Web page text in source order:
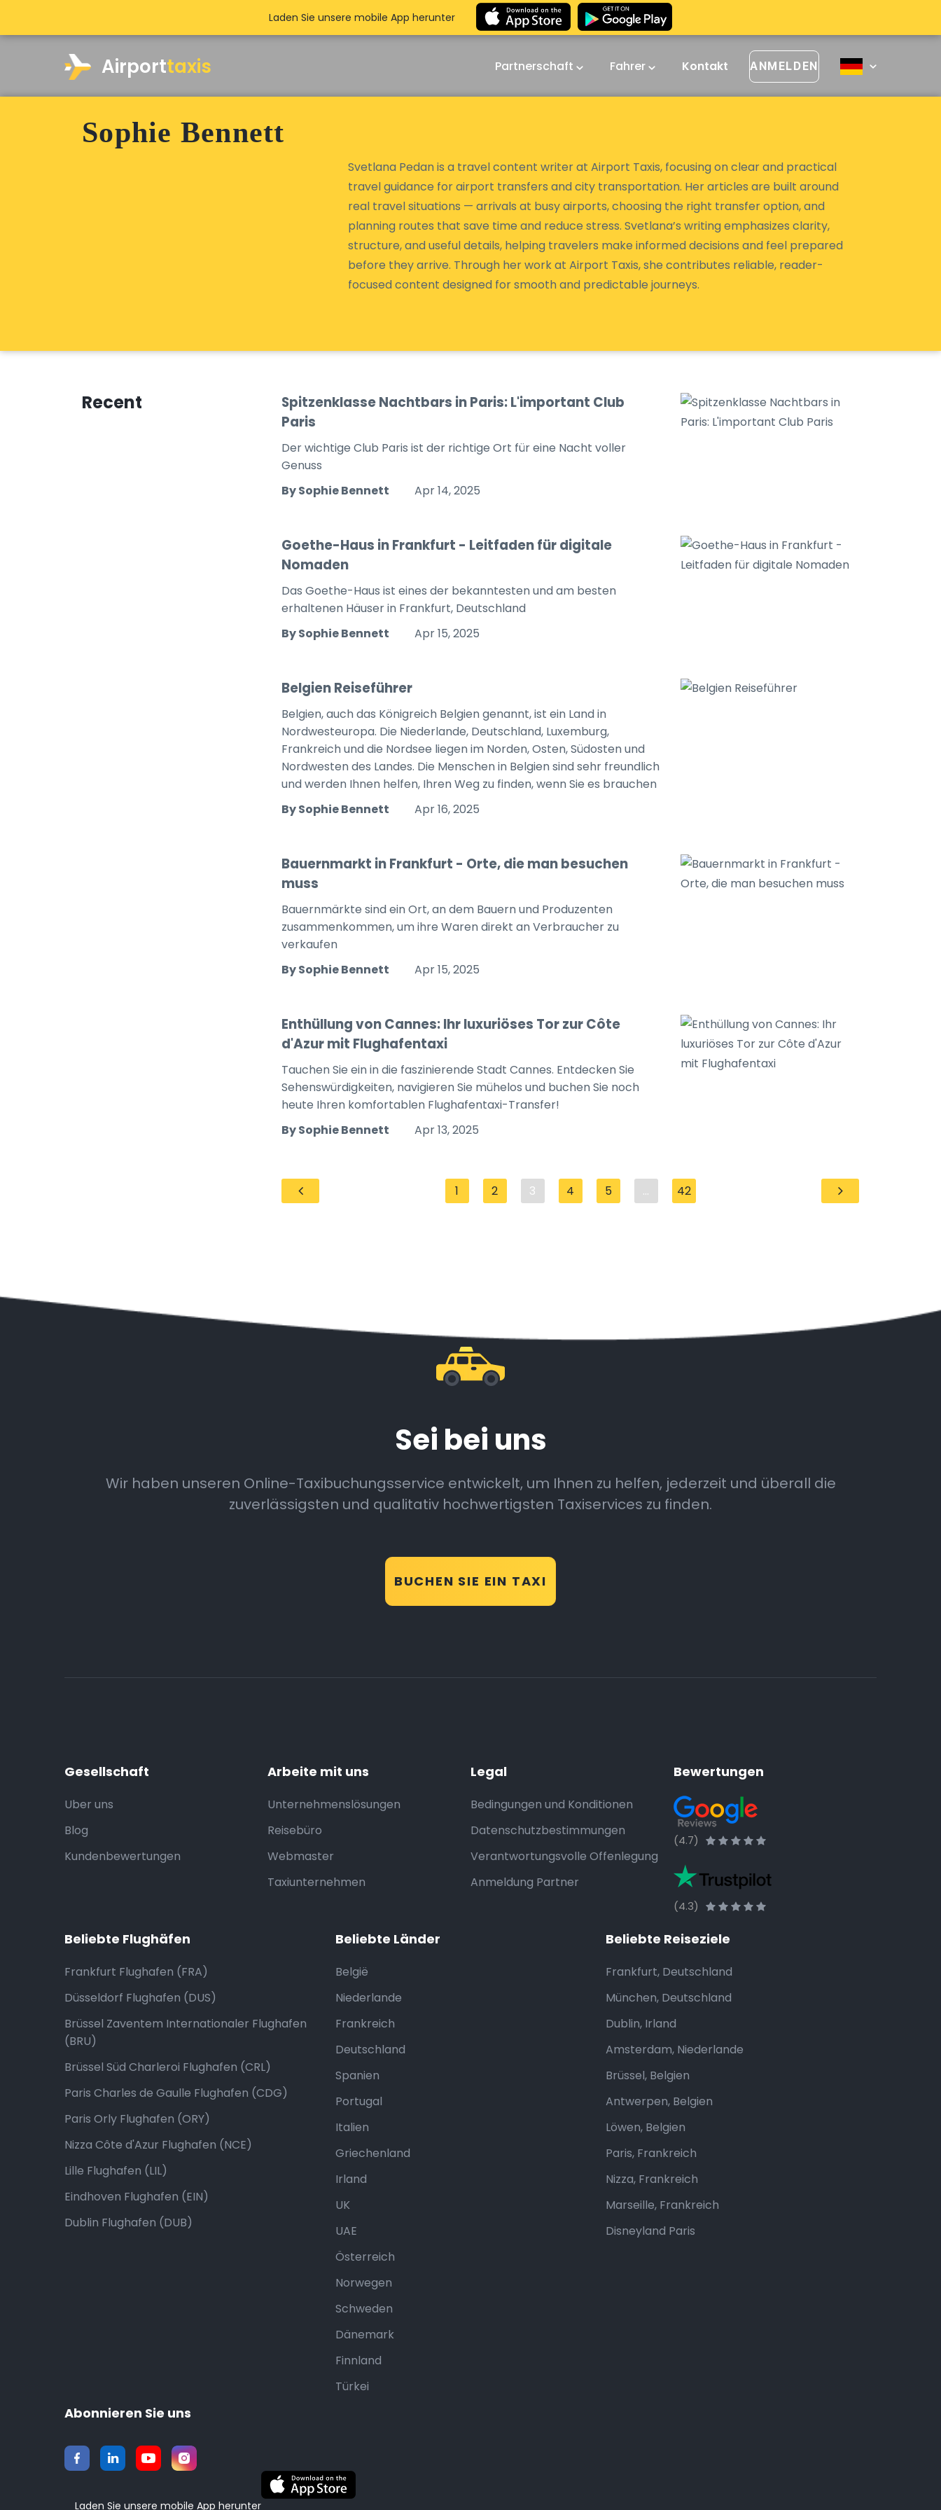
Airporttaxis Partnerschaft Fahrer Kontakt ANMELDEN
Laden Sie unsere mobile App herunter
Sophie Bennett
Svetlana Pedan is a travel content writer at Airport Taxis, focusing on clear and practical
travel guidance for airport transfers and city transportation. Her articles are built around
real travel situations — arrivals at busy airports, choosing the right transfer option, and
planning routes that save time and reduce stress. Svetlana’s writing emphasizes clarity,
structure, and useful details, helping travelers make informed decisions and feel prepared
before they arrive. Through her work at Airport Taxis, she contributes reliable, reader-
focused content designed for smooth and predictable journeys.
Recent
Spitzenklasse Nachtbars in Paris: L'important Club
Paris
Der wichtige Club Paris ist der richtige Ort für eine Nacht voller
Genuss
By Sophie Bennett
Apr 14, 2025
Goethe-Haus in Frankfurt - Leitfaden für digitale
Nomaden
Das Goethe-Haus ist eines der bekanntesten und am besten
erhaltenen Häuser in Frankfurt, Deutschland
By Sophie Bennett
Apr 15, 2025
Belgien Reiseführer
Belgien, auch das Königreich Belgien genannt, ist ein Land in
Nordwesteuropa. Die Niederlande, Deutschland, Luxemburg,
Frankreich und die Nordsee liegen im Norden, Osten, Südosten und
Nordwesten des Landes. Die Menschen in Belgien sind sehr freundlich
und werden Ihnen helfen, Ihren Weg zu finden, wenn Sie es brauchen
By Sophie Bennett
Apr 16, 2025
Bauernmarkt in Frankfurt - Orte, die man besuchen
muss
Bauernmärkte sind ein Ort, an dem Bauern und Produzenten
zusammenkommen, um ihre Waren direkt an Verbraucher zu
verkaufen
By Sophie Bennett
Apr 15, 2025
Enthüllung von Cannes: Ihr luxuriöses Tor zur Côte
d'Azur mit Flughafentaxi
Tauchen Sie ein in die faszinierende Stadt Cannes. Entdecken Sie
Sehenswürdigkeiten, navigieren Sie mühelos und buchen Sie noch
heute Ihren komfortablen Flughafentaxi-Transfer!
By Sophie Bennett
Apr 13, 2025
1 2 3 4 5 ... 42
Sei bei uns
Wir haben unseren Online-Taxibuchungsservice entwickelt, um Ihnen zu helfen, jederzeit und überall die
zuverlässigsten und qualitativ hochwertigsten Taxiservices zu finden.
BUCHEN SIE EIN TAXI
Gesellschaft
Uber uns
Blog
Kundenbewertungen
Arbeite mit uns
Unternehmenslösungen
Reisebüro
Webmaster
Taxiunternehmen
Legal
Bedingungen und Konditionen
Datenschutzbestimmungen
Verantwortungsvolle Offenlegung
Anmeldung Partner
Bewertungen
(4.7)
(4.3)
Beliebte Flughäfen
Frankfurt Flughafen (FRA)
Düsseldorf Flughafen (DUS)
Brüssel Zaventem Internationaler Flughafen
(BRU)
Brüssel Süd Charleroi Flughafen (CRL)
Paris Charles de Gaulle Flughafen (CDG)
Paris Orly Flughafen (ORY)
Nizza Côte d'Azur Flughafen (NCE)
Lille Flughafen (LIL)
Eindhoven Flughafen (EIN)
Dublin Flughafen (DUB)
Beliebte Länder
België
Niederlande
Frankreich
Deutschland
Spanien
Portugal
Italien
Griechenland
Irland
UK
UAE
Österreich
Norwegen
Schweden
Dänemark
Finnland
Türkei
Beliebte Reiseziele
Frankfurt, Deutschland
München, Deutschland
Dublin, Irland
Amsterdam, Niederlande
Brüssel, Belgien
Antwerpen, Belgien
Löwen, Belgien
Paris, Frankreich
Nizza, Frankreich
Marseille, Frankreich
Disneyland Paris
Abonnieren Sie uns
Laden Sie unsere mobile App herunter